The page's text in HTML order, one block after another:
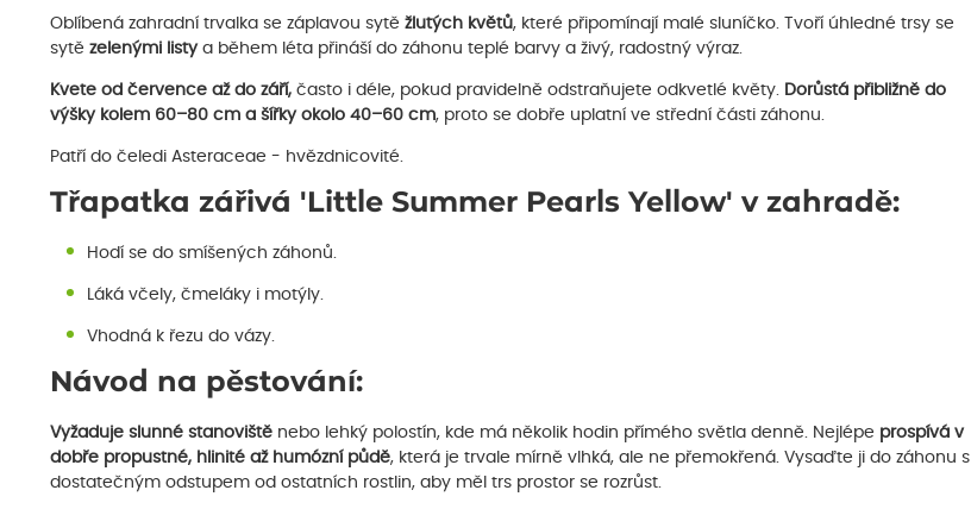
Oblíbená zahradní trvalka se záplavou sytě žlutých květů, které připomínají malé sluníčko. Tvoří úhledné trsy se
sytě zelenými listya během léta přináší do záhonu teplé barvy a živý, radostný výraz.
Kvete od července až do září, často i déle, pokud pravidelně odstraňujete odkvetlé květy. Dorůstá přibližně do
výšky kolem 60–80 cm a šířky okolo 40–60 cm, proto se dobře uplatní ve střední části záhonu.
Patří do čeledi Asteraceae - hvězdnicovité.
Třapatka zářivá 'Little Summer Pearls Yellow' v zahradě:
Hodí se do smíšených záhonů.
Láká včely, čmeláky i motýly.
Vhodná k řezu do vázy.
Návod na pěstování:
Vyžaduje slunné stanoviště nebo lehký polostín, kde má několik hodin přímého světla denně. Nejlépe prospívá v
dobře propustné, hlinité až humózní půdě, která je trvale mírně vlhká, ale ne přemokřená. Vysaďte ji do záhonu s
dostatečným odstupem od ostatních rostlin, aby měl trs prostor se rozrůst.